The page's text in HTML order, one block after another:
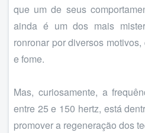
que um de seus
ainda é um dos mais
ronronar por diversos
e fome.
Mas, curiosamente, a
entre 25 e 150 hertz, está
promover a regeneração dos